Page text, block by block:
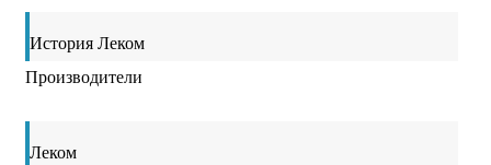
История Леком
Производители
Леком